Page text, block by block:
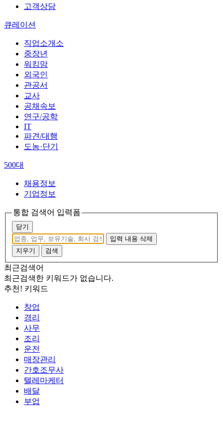
고객상담
큐레이션
직업소개소
중장년
워킹맘
외국인
관공서
교사
공채속보
연구/공학
IT
파견/대행
도농·단기
500대
채용정보
기업정보
통합 검색어 입력폼
닫기
입력 내용 삭제
지우기
검색
최근검색어
최근검색한 키워드가 없습니다.
추천! 키워드
창업
경리
사무
조리
운전
매장관리
간호조무사
텔레마케터
배달
부업